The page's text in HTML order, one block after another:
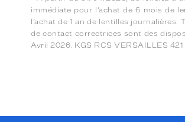
immédiate pour l’achat de 6 mois de
l’achat de 1 an de lentilles
de contact correctrices sont des
Avril 2026. KGS RCS VERSAILLES 421